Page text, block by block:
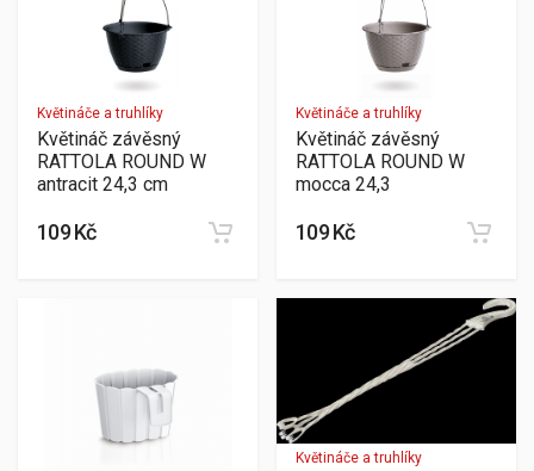
Květináče a truhlíky
Květináč závěsný
RATTOLA ROUND W
antracit 24,3 cm
109 Kč
Květináče a truhlíky
Květináč závěsný
RATTOLA ROUND W
mocca 24,3
109 Kč
Květináče a truhlíky